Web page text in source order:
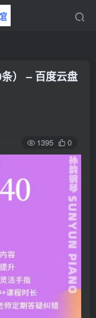
） – 百度云盘
1395 0